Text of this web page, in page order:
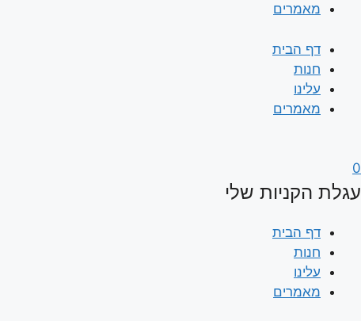
מאמרים
דף הבית
חנות
עלינו
מאמרים
0
עגלת הקניות שלי
דף הבית
חנות
עלינו
מאמרים